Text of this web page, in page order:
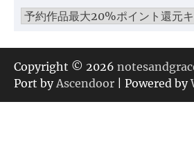
カ
ゴ
リ
ー
Copyright © 2026
Port by Ascendoor | Powered by